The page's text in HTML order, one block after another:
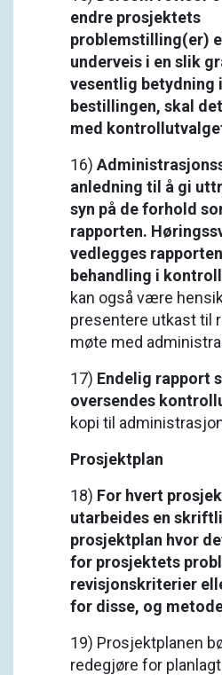
endre prosjektets
problemstilling(er)
underveis i en slik
vesentlig betydning
bestillingen, skal
med
16)
anledning til å gi
syn på de forhold
rapporten.
vedlegges
behandling i
kan også være
presentere utkast til
møte med
17) Endelig rapport
oversendes
kopi til
Prosjektplan
18) For hvert
utarbeides en
prosjektplan hvor
for prosjektets
revisjonskriterier
for disse, og
19) Prosjektplanen
redegjøre for